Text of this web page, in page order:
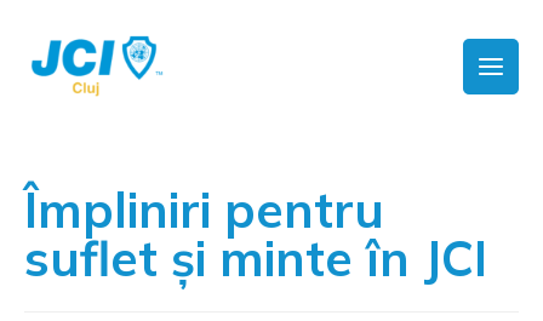
Împliniri pentru
suflet și minte în JCI